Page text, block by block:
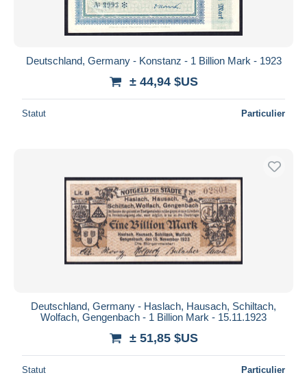
Deutschland, Germany - Konstanz - 1 Billion Mark - 1923
± 44,94 $US
Statut Particulier
Deutschland, Germany - Haslach, Hausach, Schiltach,
Wolfach, Gengenbach - 1 Billion Mark - 15.11.1923
± 51,85 $US
Statut Particulier